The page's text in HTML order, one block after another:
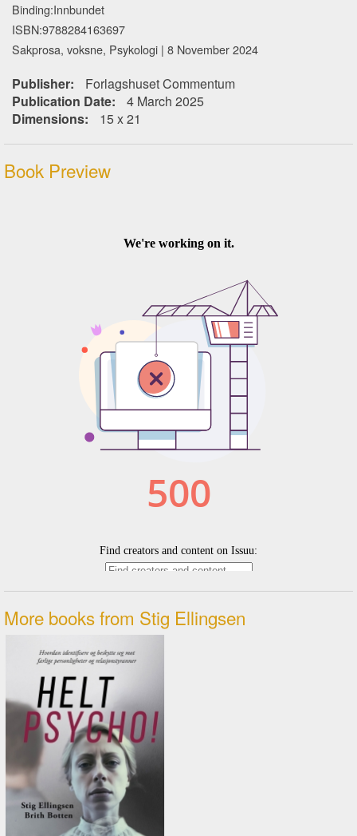
Binding:Innbundet
ISBN:9788284163697
Sakprosa, voksne, Psykologi | 8 November 2024
Publisher:
Forlagshuset Commentum
Publication Date:
4 March 2025
Dimensions:
15 x 21
Book Preview
More books from Stig Ellingsen